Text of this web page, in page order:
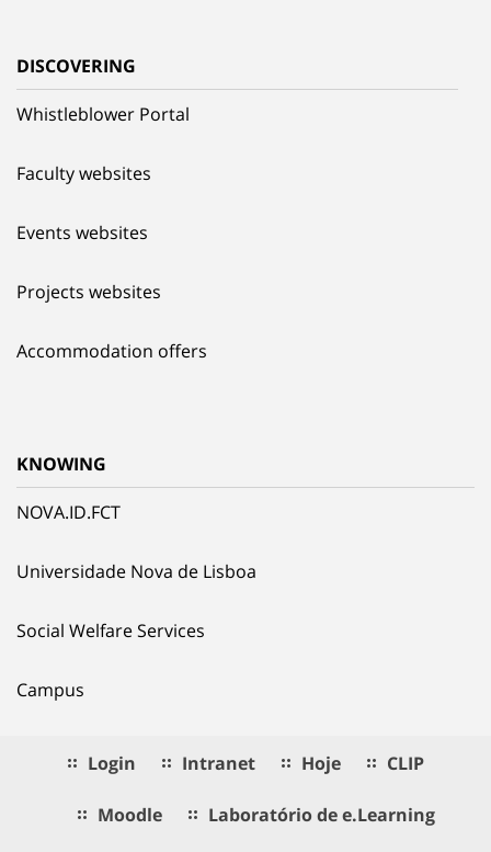
DISCOVERING
Whistleblower Portal
Faculty websites
Events websites
Projects websites
Accommodation offers
KNOWING
NOVA.ID.FCT
Universidade Nova de Lisboa
Social Welfare Services
Campus
Login Intranet Hoje CLIP
Moodle Laboratório de e.Learning